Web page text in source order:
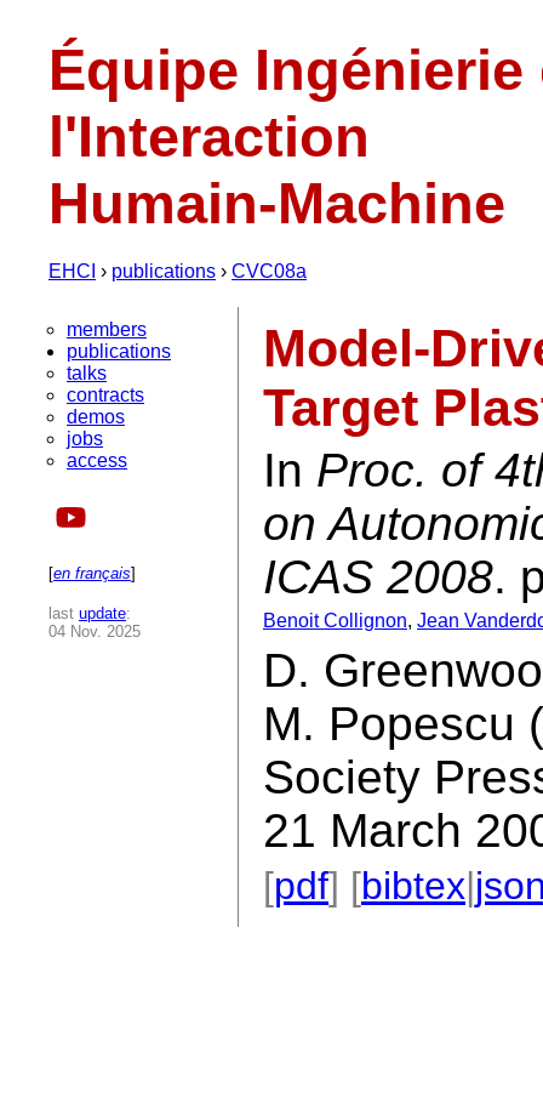
Équipe Ingénierie
l'Interaction
Humain-Machine
EHCI › publications › CVC08a
members
publications
talks
contracts
demos
jobs
access
[en français]
last update:
04 Nov. 2025
Model-
Target
In Proc. of
on
ICAS 2008.
Benoit Collignon, Jean
D.
M. Popescu
Society
21 March
[pdf] [bibtex|